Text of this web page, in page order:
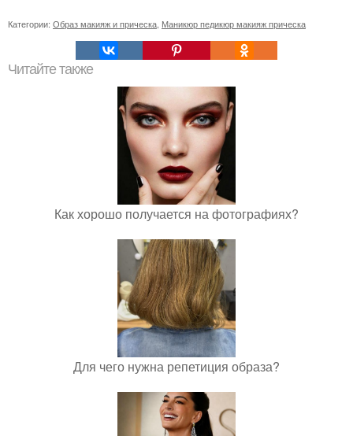
Категории: Образ макияж и прическа Маникюр педикюр макияж прическа
Читайте также
Как хорошо получается на фотографиях?
Для чего нужна репетиция образа?